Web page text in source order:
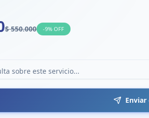
$ 550.000 -9% OFF